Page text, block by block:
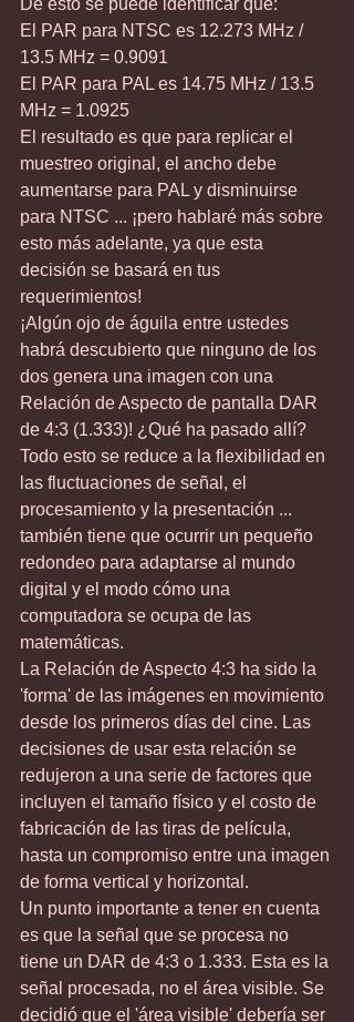
El PAR para NTSC es 12.273 MHz /
13.5 MHz = 0.9091
El PAR para PAL es 14.75 MHz / 13.5
MHz = 1.0925
El resultado es que para replicar el
muestreo original, el ancho debe
aumentarse para PAL y disminuirse
para NTSC ... ¡pero hablaré más sobre
esto más adelante, ya que esta
decisión se basará en tus
requerimientos!
¡Algún ojo de águila entre ustedes
habrá descubierto que ninguno de los
dos genera una imagen con una
Relación de Aspecto de pantalla DAR
de 4:3 (1.333)! ¿Qué ha pasado allí?
Todo esto se reduce a la flexibilidad en
las fluctuaciones de señal, el
procesamiento y la presentación ...
también tiene que ocurrir un pequeño
redondeo para adaptarse al mundo
digital y el modo cómo una
computadora se ocupa de las
matemáticas.
La Relación de Aspecto 4:3 ha sido la
'forma' de las imágenes en movimiento
desde los primeros días del cine. Las
decisiones de usar esta relación se
redujeron a una serie de factores que
incluyen el tamaño físico y el costo de
fabricación de las tiras de película,
hasta un compromiso entre una imagen
de forma vertical y horizontal.
Un punto importante a tener en cuenta
es que la señal que se procesa no
tiene un DAR de 4:3 o 1.333. Esta es la
señal procesada, no el área visible. Se
decidió que el 'área visible' debería ser